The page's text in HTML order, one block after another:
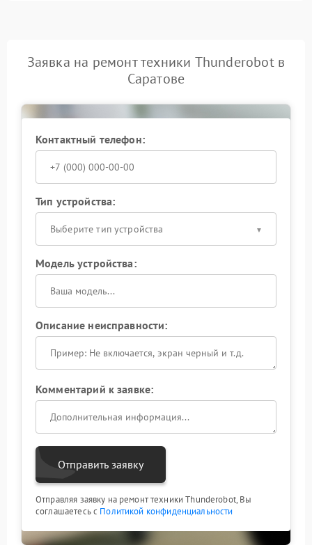
Заявка на ремонт техники Thunderobot в
Саратове
Контактный телефон:
Тип устройства:
Выберите тип устройства
Модель устройства:
Описание неисправности:
Комментарий к заявке:
Отправить заявку
Отправляя заявку на ремонт техники Thunderobot, Вы
соглашаетесь с Политикой конфиденциальности